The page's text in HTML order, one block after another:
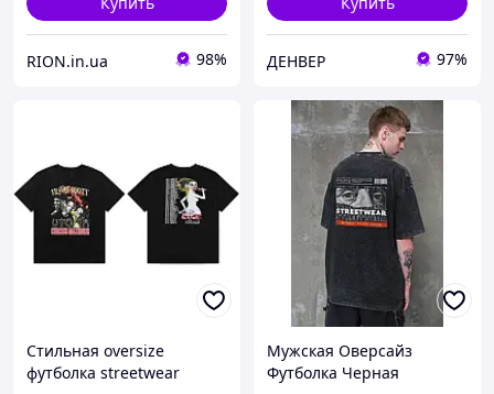
RION.in.ua 98% ДЕНВЕР 97%
Стильная oversize
футболка streetwear
Мужская Оверсайз
Футболка Черная